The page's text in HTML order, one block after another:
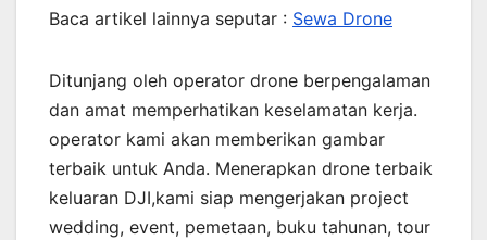
Baca artikel lainnya seputar : Sewa Drone
Ditunjang oleh operator drone berpengalaman
dan amat memperhatikan keselamatan kerja.
operator kami akan memberikan gambar
terbaik untuk Anda. Menerapkan drone terbaik
keluaran DJI,kami siap mengerjakan project
wedding, event, pemetaan, buku tahunan, tour